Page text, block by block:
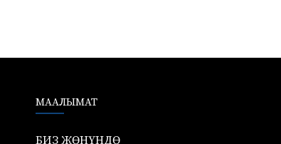
МААЛЫМАТ
БИЗ ЖӨНҮНДӨ